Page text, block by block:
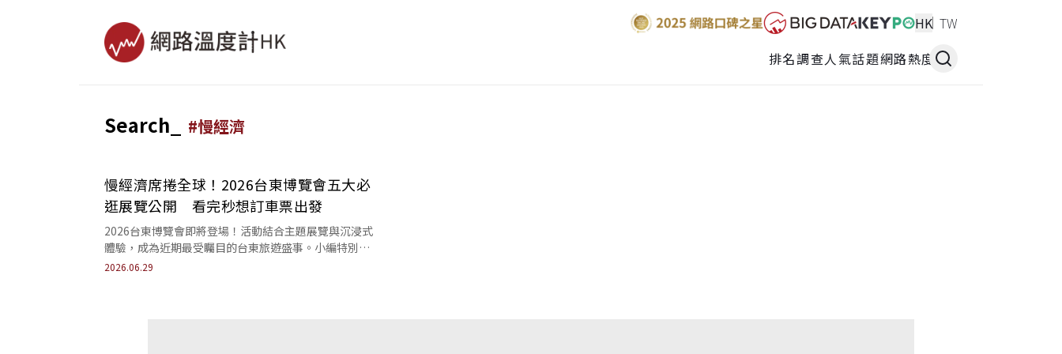
HK TW
排名調查人氣話題網路熱度
Search_ #慢經濟
慢經濟席捲全球！2026台東博覽會五大必
逛展覽公開 看完秒想訂車票出發
2026台東博覽會即將登場！活動結合主題展覽與沉浸式
體驗，成為近期最受矚目的台東旅遊盛事。小編特別盤
點五大人氣展覽，讓你一次掌握活動亮點與慢經濟魅
2026.06.29